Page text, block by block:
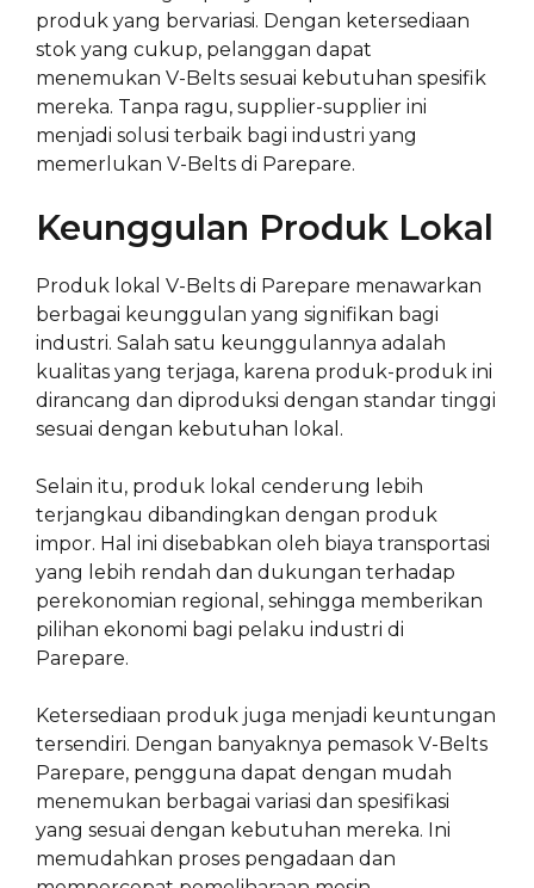
produk yang bervariasi. Dengan ketersediaan
stok yang cukup, pelanggan dapat
menemukan V-Belts sesuai kebutuhan spesifik
mereka. Tanpa ragu, supplier-supplier ini
menjadi solusi terbaik bagi industri yang
memerlukan V-Belts di Parepare.
Keunggulan Produk Lokal
Produk lokal V-Belts di Parepare menawarkan
berbagai keunggulan yang signifikan bagi
industri. Salah satu keunggulannya adalah
kualitas yang terjaga, karena produk-produk ini
dirancang dan diproduksi dengan standar tinggi
sesuai dengan kebutuhan lokal.
Selain itu, produk lokal cenderung lebih
terjangkau dibandingkan dengan produk
impor. Hal ini disebabkan oleh biaya transportasi
yang lebih rendah dan dukungan terhadap
perekonomian regional, sehingga memberikan
pilihan ekonomi bagi pelaku industri di
Parepare.
Ketersediaan produk juga menjadi keuntungan
tersendiri. Dengan banyaknya pemasok V-Belts
Parepare, pengguna dapat dengan mudah
menemukan berbagai variasi dan spesifikasi
yang sesuai dengan kebutuhan mereka. Ini
memudahkan proses pengadaan dan